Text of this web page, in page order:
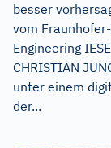
besser
vom
Engineering
CHRISTIAN
unter einem
der...